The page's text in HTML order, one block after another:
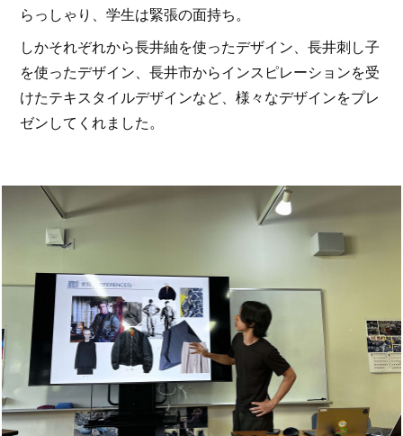
らっしゃり、学生は緊張の面持ち。
しかそれぞれから長井紬を使ったデザイン、長井刺し子
を使ったデザイン、長井市からインスピレーションを受
けたテキスタイルデザインなど、様々なデザインをプレ
ゼンしてくれました。